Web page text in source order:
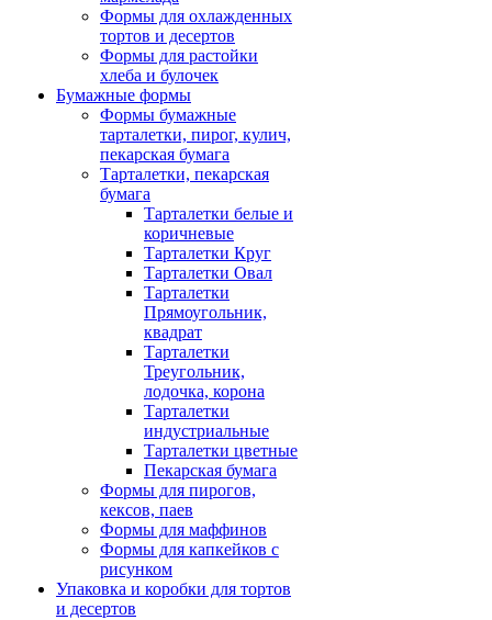
Формы для oхлажденных
тортов и десертов
Формы для растойки
хлеба и булочек
Бумажные формы
Формы бумажные
тарталетки, пирог, кулич,
пекарская бумага
Тарталетки, пекарская
бумага
Тарталетки белые и
коричневые
Тарталетки Круг
Тарталетки Овал
Тарталетки
Прямоугольник,
квадрат
Тарталетки
Треугольник,
лодочка, корона
Тарталетки
индустриальные
Тарталетки цветные
Пекарская бумага
Формы для пирогов,
кексов, паев
Формы для маффинов
Формы для капкейков с
рисунком
Упаковка и коробки для тортов
и десертов